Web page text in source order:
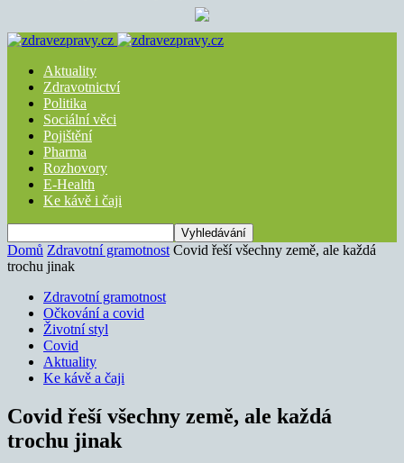
Aktuality
Zdravotnictví
Politika
Sociální věci
Pojištění
Pharma
Rozhovory
E-Health
Ke kávě i čaji
Domů Zdravotní gramotnost Covid řeší všechny země, ale každá
trochu jinak
Zdravotní gramotnost
Očkování a covid
Životní styl
Covid
Aktuality
Ke kávě a čaji
Covid řeší všechny země, ale každá
trochu jinak